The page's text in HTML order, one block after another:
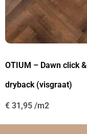
OTIUM – Dawn click &
dryback (visgraat)
€ 31,95